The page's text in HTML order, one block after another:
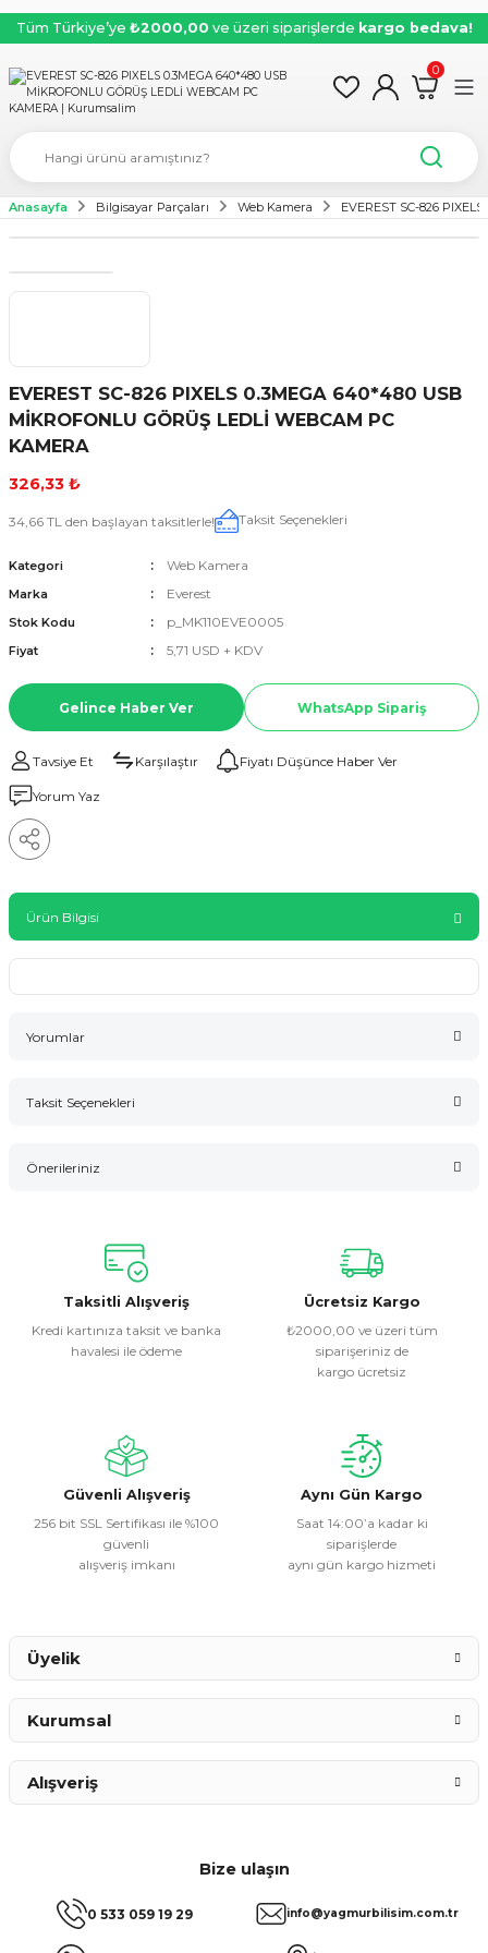
Tüm Türkiye’ye ₺2000,00 ve üzeri siparişlerde kargo bedava!
0
Anasayfa Bilgisayar Parçaları Web Kamera EVEREST SC-826
EVEREST SC-826 PIXELS 0.3MEGA 640*480 USB
MİKROFONLU GÖRÜŞ LEDLİ WEBCAM PC
KAMERA
326,33 ₺
34,66 TL den başlayan taksitlerle! Taksit Seçenekleri
Kategori Web Kamera
Marka Everest
Stok Kodu p_MK110EVE0005
Fiyat 5,71 USD + KDV
Gelince Haber Ver WhatsApp Sipariş
Tavsiye Et Karşılaştır Fiyatı Düşünce Haber Ver
Yorum Yaz
Ürün Bilgisi
Yorumlar
Taksit Seçenekleri
Önerileriniz
konularda yetersiz gördüğünüz noktaları öneri formunu
kullanarak tarafımıza iletebilirsiniz.
Görüş ve önerileriniz için teşekkür ederiz.
Ürün resmi kalitesiz, bozuk veya görüntülenemiyor.
Ürün fiyatı diğer sitelerden daha pahalı.
Bu ürüne benzer farklı alternatifler olmalı.
Taksitli Alışveriş
Kredi kartınıza taksit ve banka
havalesi ile ödeme
Ücretsiz Kargo
₺2000,00 ve üzeri tüm
siparişeriniz de
kargo ücretsiz
Güvenli Alışveriş
256 bit SSL Sertifikası ile %100
güvenli
alışveriş imkanı
Aynı Gün Kargo
Saat 14:00’a kadar ki
siparişlerde
aynı gün kargo hizmeti
Bize ulaşın
0 533 059 19 29 info@yagmurbilisim.com.tr
Üyelik
Kurumsal
Alışveriş